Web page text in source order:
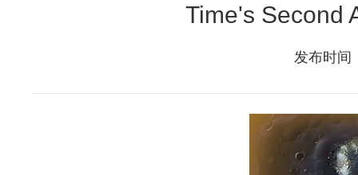
Time's Second
发布时间